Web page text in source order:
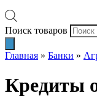
Поиск товаров
Главная » Банки »
Кредиты